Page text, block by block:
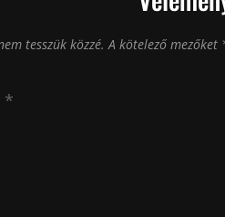
tesszük közzé. A kötelező mezőket
*